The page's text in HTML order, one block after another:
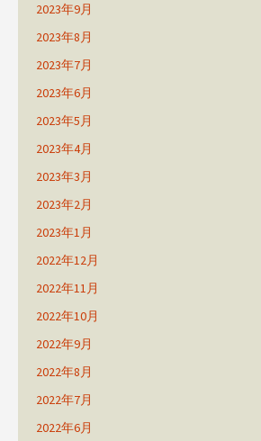
2023年9月
2023年8月
2023年7月
2023年6月
2023年5月
2023年4月
2023年3月
2023年2月
2023年1月
2022年12月
2022年11月
2022年10月
2022年9月
2022年8月
2022年7月
2022年6月